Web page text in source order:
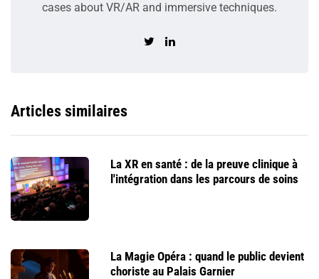
cases about VR/AR and immersive techniques.
Articles similaires
La XR en santé : de la preuve clinique à
l'intégration dans les parcours de soins
La Magie Opéra : quand le public devient
choriste au Palais Garnier